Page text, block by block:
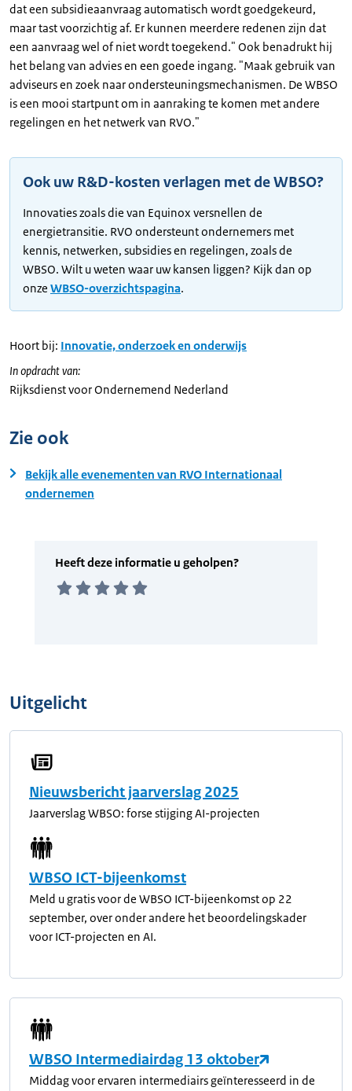
dat een subsidieaanvraag automatisch wordt goedgekeurd,
maar tast voorzichtig af. Er kunnen meerdere redenen zijn dat
een aanvraag wel of niet wordt toegekend." Ook benadrukt hij
het belang van advies en een goede ingang. "Maak gebruik van
adviseurs en zoek naar ondersteuningsmechanismen. De WBSO
is een mooi startpunt om in aanraking te komen met andere
regelingen en het netwerk van RVO."
Ook uw R&D-kosten verlagen met de WBSO?
Innovaties zoals die van Equinox versnellen de
energietransitie. RVO ondersteunt ondernemers met
kennis, netwerken, subsidies en regelingen, zoals de
WBSO. Wilt u weten waar uw kansen liggen? Kijk dan op
onze WBSO-overzichtspagina.
Hoort bij: Innovatie, onderzoek en onderwijs
In opdracht van:
Rijksdienst voor Ondernemend Nederland
Zie ook
Bekijk alle evenementen van RVO Internationaal
ondernemen
Uitgelicht
Nieuwsbericht jaarverslag 2025
Jaarverslag WBSO: forse stijging AI-projecten
WBSO ICT-bijeenkomst
Meld u gratis voor de WBSO ICT-bijeenkomst op 22
september, over onder andere het beoordelingskader
voor ICT-projecten en AI.
WBSO Intermediairdag 13 oktober
Middag voor ervaren intermediairs geïnteresseerd in de